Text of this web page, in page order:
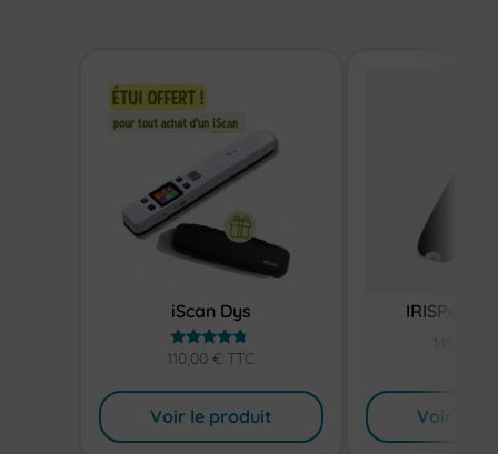
iScan Dys
Note
110,00€ TTC
Voir le produit
IRISPen
Voir le